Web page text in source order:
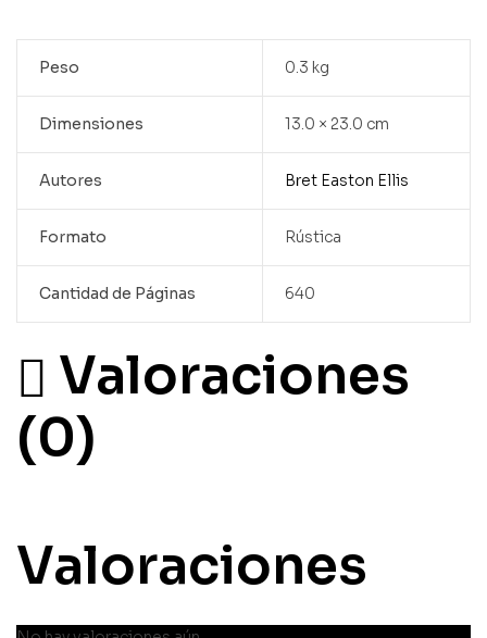
Peso 0.3 kg
Dimensiones 13.0 × 23.0 cm
Autores Bret Easton Ellis
Formato Rústica
Cantidad de Páginas 640
Valoraciones
(0)
Valoraciones